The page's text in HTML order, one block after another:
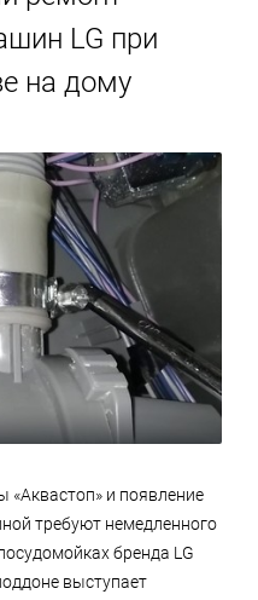
LG при
на дому
и появление
требуют немедленного
бренда LG
выступает